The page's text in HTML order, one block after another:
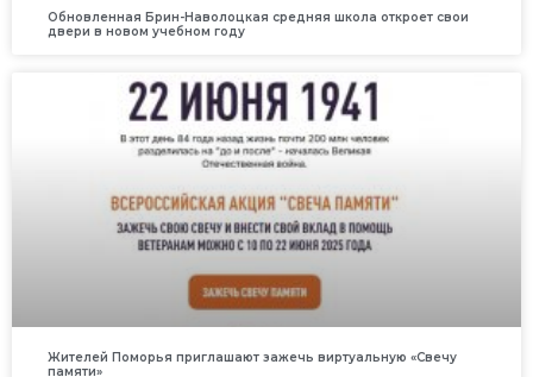
Обновленная Брин-Наволоцкая средняя школа откроет свои
двери в новом учебном году
Жителей Поморья приглашают зажечь виртуальную «Свечу
памяти»